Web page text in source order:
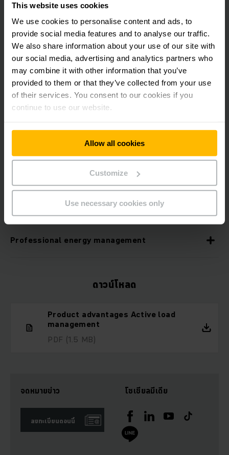
This website uses cookies
We use cookies to personalise content and ads, to
provide social media features and to analyse our traffic.
We also share information about your use of our site with
our social media, advertising and analytics partners who
may combine it with other information that you’ve
provided to them or that they’ve collected from your use
of their services. You consent to our cookies if you
continue to use our website.
Allow all cookies
Customize
Use necessary cookies only
คุณสมบัติพิเศษ
Smart energy and load management solution
Peak shaving: determination of the maximum
power consumption
Intelligent prioritisation
Coverage in the event of malfunction
Optimal networking of the battery chargers
Professional energy management
ดาวน์โหลด
Product advantages Active load
management
PDF (1.5 MB)
จดหมายข่าว
ลงทะเบียนตอนนี้
โซเชียลมีเดีย